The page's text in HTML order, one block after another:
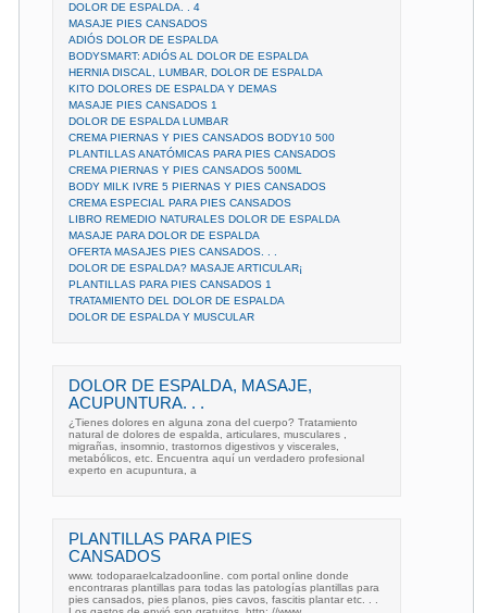
DOLOR DE ESPALDA. . 4
MASAJE PIES CANSADOS
ADIÓS DOLOR DE ESPALDA
BODYSMART: ADIÓS AL DOLOR DE ESPALDA
HERNIA DISCAL, LUMBAR, DOLOR DE ESPALDA
KITO DOLORES DE ESPALDA Y DEMAS
MASAJE PIES CANSADOS 1
DOLOR DE ESPALDA LUMBAR
CREMA PIERNAS Y PIES CANSADOS BODY10 500
PLANTILLAS ANATÓMICAS PARA PIES CANSADOS
CREMA PIERNAS Y PIES CANSADOS 500ML
BODY MILK IVRE 5 PIERNAS Y PIES CANSADOS
CREMA ESPECIAL PARA PIES CANSADOS
LIBRO REMEDIO NATURALES DOLOR DE ESPALDA
MASAJE PARA DOLOR DE ESPALDA
OFERTA MASAJES PIES CANSADOS. . .
DOLOR DE ESPALDA? MASAJE ARTICULAR¡
PLANTILLAS PARA PIES CANSADOS 1
TRATAMIENTO DEL DOLOR DE ESPALDA
DOLOR DE ESPALDA Y MUSCULAR
DOLOR DE ESPALDA, MASAJE,
ACUPUNTURA. . .
¿Tienes dolores en alguna zona del cuerpo? Tratamiento
natural de dolores de espalda, articulares, musculares ,
migrañas, insomnio, trastornos digestivos y viscerales,
metabólicos, etc. Encuentra aquí un verdadero profesional
experto en acupuntura, a
PLANTILLAS PARA PIES
CANSADOS
www. todoparaelcalzadoonline. com portal online donde
encontraras plantillas para todas las patologías plantillas para
pies cansados, pies planos, pies cavos, fascitis plantar etc. . .